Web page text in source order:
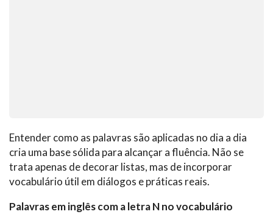
Entender como as palavras são aplicadas no dia a dia
cria uma base sólida para alcançar a fluência. Não se
trata apenas de decorar listas, mas de incorporar
vocabulário útil em diálogos e práticas reais.
Palavras em inglês com a letra N no vocabulário